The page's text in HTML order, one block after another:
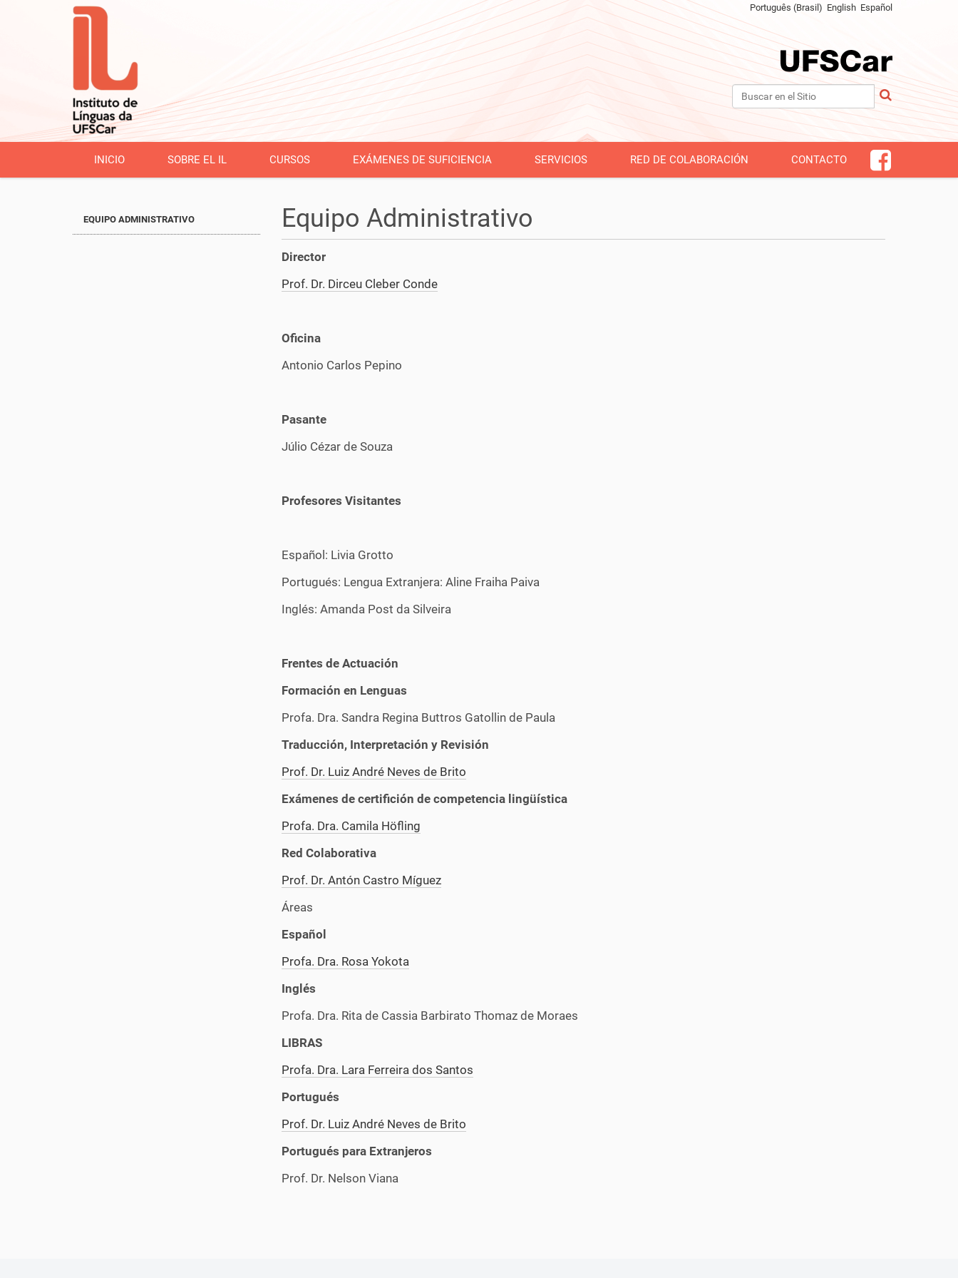
Buscar
Búsqueda Avanzada…
Português (Brasil) English Español
INICIO SOBRE EL IL CURSOS EXÁMENES DE SUFICIENCIA SERVICIOS RED DE COLABORACIÓN CONTACTO
EQUIPO ADMINISTRATIVO Equipo Administrativo
Director
Prof. Dr. Dirceu Cleber Conde
Oficina
Antonio Carlos Pepino
Pasante
Júlio Cézar de Souza
Profesores Visitantes
Español: Livia Grotto
Portugués: Lengua Extranjera: Aline Fraiha Paiva
Inglés: Amanda Post da Silveira
Frentes de Actuación
Formación en Lenguas
Profa. Dra. Sandra Regina Buttros Gatollin de Paula
Traducción, Interpretación y Revisión
Prof. Dr. Luiz André Neves de Brito
Exámenes de certifición de competencia lingüística
Profa. Dra. Camila Höfling
Red Colaborativa
Prof. Dr. Antón Castro Míguez
Áreas
Español
Profa. Dra. Rosa Yokota
Inglés
Profa. Dra. Rita de Cassia Barbirato Thomaz de Moraes
LIBRAS
Profa. Dra. Lara Ferreira dos Santos
Portugués
Prof. Dr. Luiz André Neves de Brito
Portugués para Extranjeros
Prof. Dr. Nelson Viana